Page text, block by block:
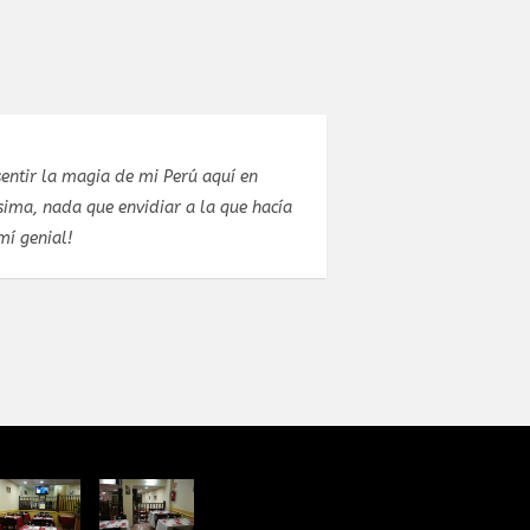
Estuve celebrando mi cumpleaños con unos
estupendo. El propio chef me atendió unos días